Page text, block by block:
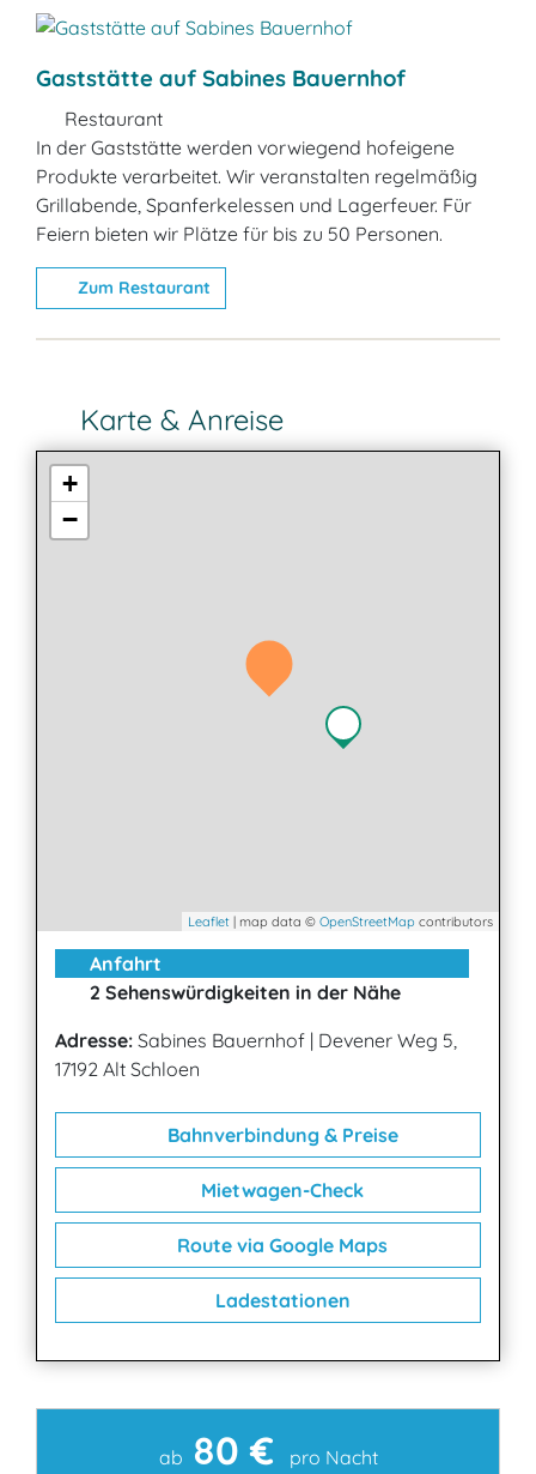
Gaststätte auf Sabines Bauernhof
Restaurant
In der Gaststätte werden vorwiegend hofeigene
Produkte verarbeitet. Wir veranstalten regelmäßig
Grillabende, Spanferkelessen und Lagerfeuer. Für
Feiern bieten wir Plätze für bis zu 50 Personen.
Zum Restaurant
Karte & Anreise
+
−
Leaflet | map data © OpenStreetMap contributors
Anfahrt
2 Sehenswürdigkeiten in der Nähe
Adresse: Sabines Bauernhof | Devener Weg 5,
17192 Alt Schloen
Bahnverbindung & Preise
Mietwagen-Check
Route via Google Maps
Ladestationen
Kontakt
ab 80 € pro Nacht